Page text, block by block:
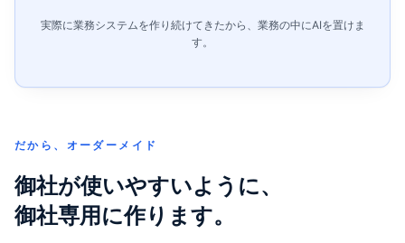
実際に業務システムを作り続けてきたから、業務の中にAIを置けま
す。
だから、オーダーメイド
御社が使いやすいように、
御社専用に作ります。